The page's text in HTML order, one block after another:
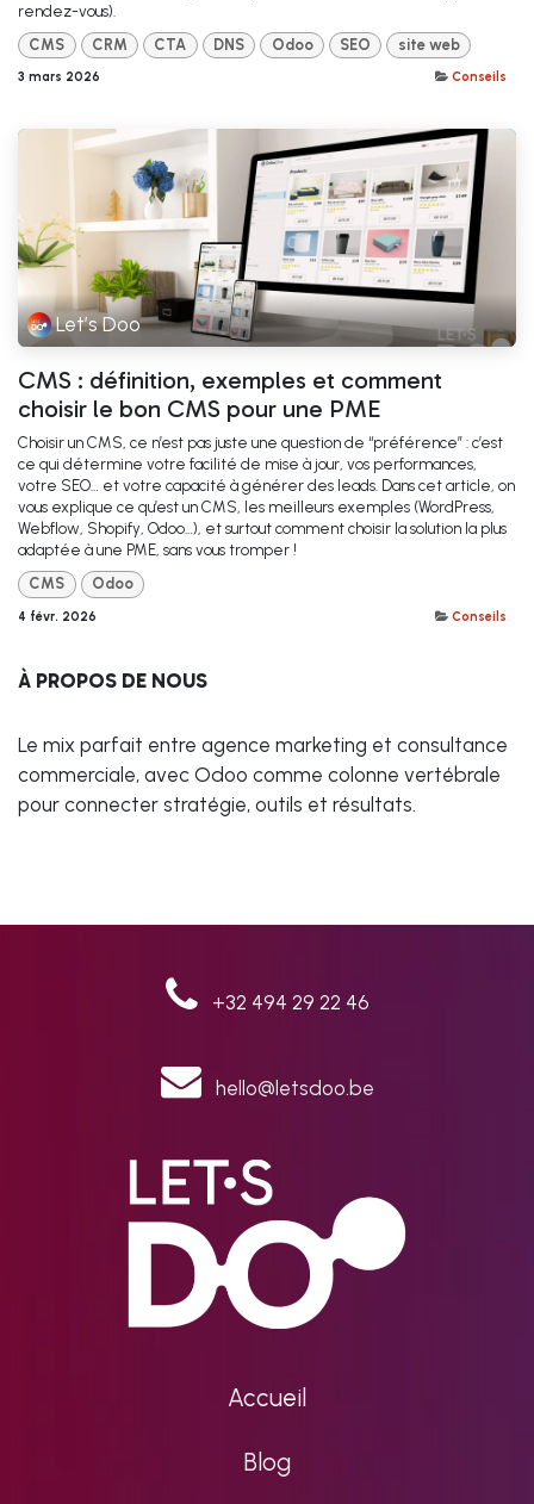
rendez-vous).
CMS
CRM CTA DNS Odoo SEO site web
3 mars 2026 Conseils
Let’s Doo
CMS : définition, exemples et comment
choisir le bon CMS pour une PME
Choisir un CMS, ce n’est pas juste une question de “préférence” : c’est
ce qui détermine votre facilité de mise à jour, vos performances,
votre SEO… et votre capacité à générer des leads. Dans cet article, on
vous explique ce qu’est un CMS, les meilleurs exemples (WordPress,
Webflow, Shopify, Odoo…), et surtout comment choisir la solution la plus
adaptée à une PME, sans vous tromper !
CMS
Odoo
4 févr. 2026 Conseils
À PROPOS DE NOUS
Le mix parfait entre agence marketing et consultance
commerciale, avec Odoo comme colonne vertébrale
pour connecter stratégie, outils et résultats.
+32 494 29 22 46
hello@letsdoo.be
Accueil
Blog